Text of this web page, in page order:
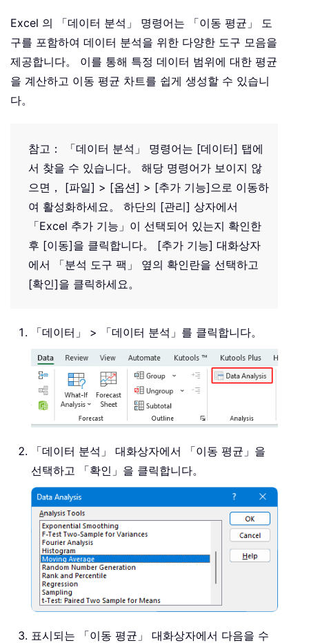
Excel 의 「데이터 분석」 명령어는 「이동 평균」 도
구를 포함하여 데이터 분석을 위한 다양한 도구 모음을
제공합니다。 이를 통해 특정 데이터 범위에 대한 평균
을 계산하고 이동 평균 차트를 쉽게 생성할 수 있습니
다。
참고： 「데이터 분석」 명령어는 [데이터] 탭에
서 찾을 수 있습니다。 해당 명령어가 보이지 않
으면， [파일] > [옵션] > [추가 기능]으로 이동하
여 활성화하세요。 하단의 [관리] 상자에서
「Excel 추가 기능」이 선택되어 있는지 확인한
후 [이동]을 클릭합니다。 [추가 기능] 대화상자
에서 「분석 도구 팩」 옆의 확인란을 선택하고
[확인]을 클릭하세요。
「데이터」 > 「데이터 분석」를 클릭합니다。
「데이터 분석」 대화상자에서 「이동 평균」을
선택하고 「확인」을 클릭합니다。
표시되는 「이동 평균」 대화상자에서 다음을 수